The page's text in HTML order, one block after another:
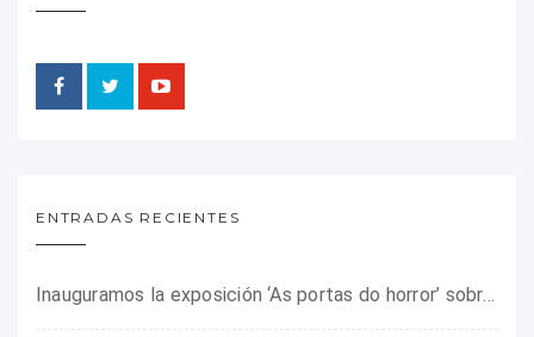
ENTRADAS RECIENTES
Inauguramos la exposición ‘As portas do horror’ sobre el campo de concentración franquista de Camposancos